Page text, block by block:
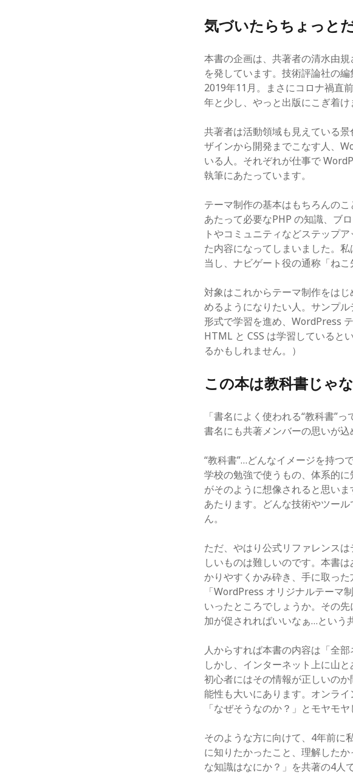
気づいたらちょっと
本書の企画は、共著者の清水由規
を発しています。技術評論社の
2019年11月。まさにコロナ禍直
年と少し、やっと出版にこぎ着け
共著者は活動領域も見えている
ザインから開発までこなす人、
いる人。それぞれが仕事で
執筆にあたっています。
テーマ制作の基本はもちろんの
あたって必要なPHP の知識、ブ
トやコミュニティなどステップ
た内容になってしまいました。
当し、ナビゲート役の通称「ねこ
対象はこれからテーマ制作をは
めるようになりたい人。サンプ
形式で学習を進め、WordPress
HTML と CSS は学習していると
るかもしれません。）
この本は教科書じゃ
「書名によく使われる“教科書”
書名にも共著メンバーの思いが込
“教科書”…どんなイメージを持つで
学校の勉強で使うもの、体系的
がそのように想像されると思い
あたります。どんな技術やツー
ん。
ただ、やはり公式リファレンス
しいものは難しいのです。本書
かりやすくかみ砕き、手に取っ
「WordPress オリジナルテーマ
いったところでしょうか。その
加が促されればいいなぁ…という
人からすれば本書の内容は「全
しかし、インターネット上に山
初心者にはその情報が正しいの
能性も大いにあります。オンラ
「なぜそうなのか？」とモヤモ
そのような方に向けて、4年前に
に知りたかったこと、理解した
な知識はなにか？」を共著の4人